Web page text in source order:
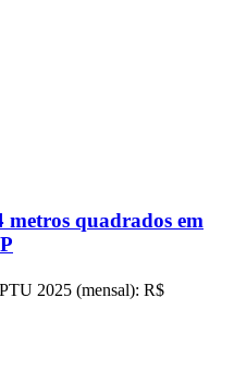
quadrados em
2025 (mensal): R$